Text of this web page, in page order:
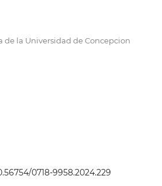
de la Universidad de Concepcion
0718-9958.2024.229